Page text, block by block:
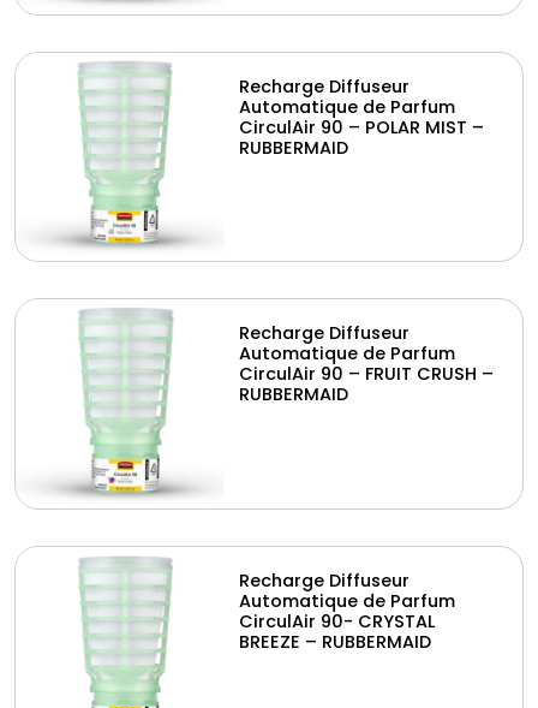
Recharge Diffuseur
Automatique de Parfum
CirculAir 90 – POLAR MIST –
RUBBERMAID
Recharge Diffuseur
Automatique de Parfum
CirculAir 90 – FRUIT CRUSH –
RUBBERMAID
Recharge Diffuseur
Automatique de Parfum
CirculAir 90- CRYSTAL
BREEZE – RUBBERMAID